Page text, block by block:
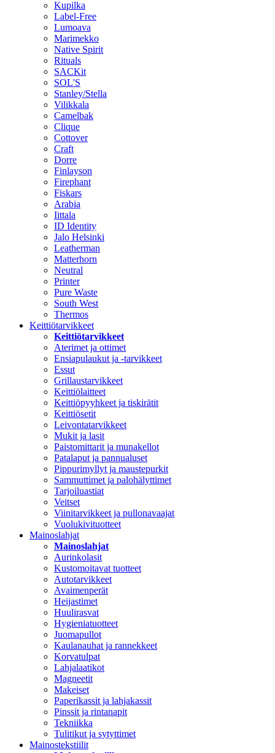
Kupilka
Label-Free
Lumoava
Marimekko
Native Spirit
Rituals
SACKit
SOL'S
Stanley/Stella
Vilikkala
Camelbak
Clique
Cottover
Craft
Dorre
Finlayson
Firephant
Fiskars
Arabia
Iittala
ID Identity
Jalo Helsinki
Leatherman
Matterhorn
Neutral
Printer
Pure Waste
South West
Thermos
Keittiötarvikkeet
Keittiötarvikkeet
Aterimet ja ottimet
Ensiapulaukut ja -tarvikkeet
Essut
Grillaustarvikkeet
Keittiölaitteet
Keittiöpyyhkeet ja tiskirätit
Keittiösetit
Leivontatarvikkeet
Mukit ja lasit
Paistomittarit ja munakellot
Patalaput ja pannualuset
Pippurimyllyt ja maustepurkit
Sammuttimet ja palohälyttimet
Tarjoiluastiat
Veitset
Viinitarvikkeet ja pullonavaajat
Vuolukivituotteet
Mainoslahjat
Mainoslahjat
Aurinkolasit
Kustomoitavat tuotteet
Autotarvikkeet
Avaimenperät
Heijastimet
Huulirasvat
Hygieniatuotteet
Juomapullot
Kaulanauhat ja rannekkeet
Korvatulpat
Lahjalaatikot
Magneetit
Makeiset
Paperikassit ja lahjakassit
Pinssit ja rintanapit
Tekniikka
Tulitikut ja sytyttimet
Mainostekstiilit